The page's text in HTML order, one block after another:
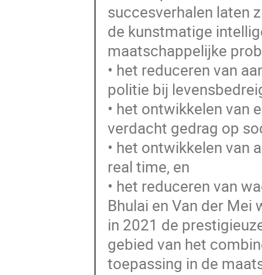
succesverhalen laten
de kunstmatige
maatschappelijke
• het reduceren van
politie bij
• het ontwikkelen van
verdacht gedrag op
• het ontwikkelen van
real time, en
• het reduceren van
Bhulai en Van der Mei
in 2021 de
gebied van het
toepassing in de